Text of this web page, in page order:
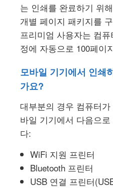
는 인쇄를 완료하기 위
개별 페이지 패키지를
프리미엄 사용자는 컴
정에 자동으로 100페이
모바일 기기에서 인쇄
가요?
대부분의 경우 컴퓨터
바일 기기에서 다음으
다:
WiFi 지원 프린터
Bluetooth 프린터
USB 연결 프린터